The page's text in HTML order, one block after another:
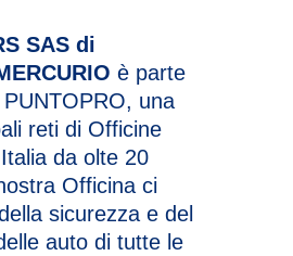
SAS di
è parte
una
reti di Officine
da olte 20
Officina ci
sicurezza e del
auto di tutte le